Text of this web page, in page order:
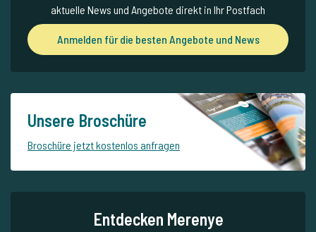
aktuelle News und Angebote direkt in Ihr Postfach
Anmelden für die besten Angebote und News
Unsere Broschüre
Broschüre jetzt kostenlos anfragen
Entdecken Merenye